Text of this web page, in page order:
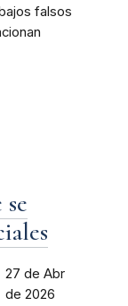
falsos
27 de Abr
de 2026